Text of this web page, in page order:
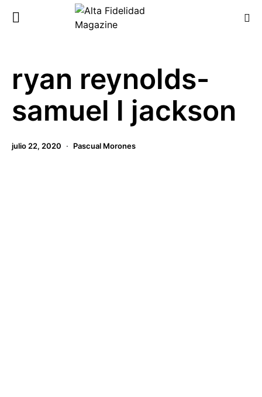
ryan reynolds-
samuel l jackson
julio 22, 2020 Pascual Morones